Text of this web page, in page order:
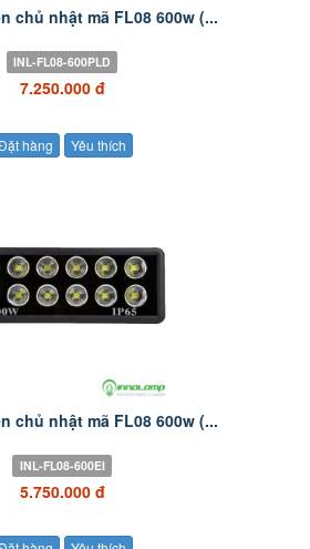
chủ nhật mã FL08 600w (...
INL-FL08-600PLD
7.250.000 đ
hàng Yêu thích
chủ nhật mã FL08 600w (...
INL-FL08-600EI
5.750.000 đ